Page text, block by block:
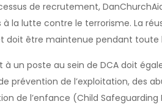
de recrutement,
la lutte contre le terrorisme. La
doit être maintenue pendant toute
un poste au sein de DCA doit
prévention de l’exploitation, des
de l’enfance (Child Safeguarding